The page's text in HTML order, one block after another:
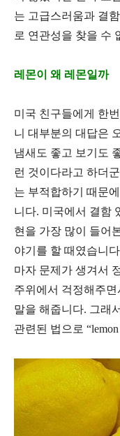
는 고급스러움과 결
로 연관성을 찾을 수
레몬이 왜 레몬일까
미국 친구들에게 한
니 대부분의 대답은
냄새도 좋고 보기도
런 것이다라고 하더
는 부적합하기 때문
니다. 미국에서 결함
현을 가장 많이 들어
야기를 할 때였습니다
마자 문제가 생겨서
주위에서 걱정해주면
말을 해줍니다. 그래
관련된 법으로